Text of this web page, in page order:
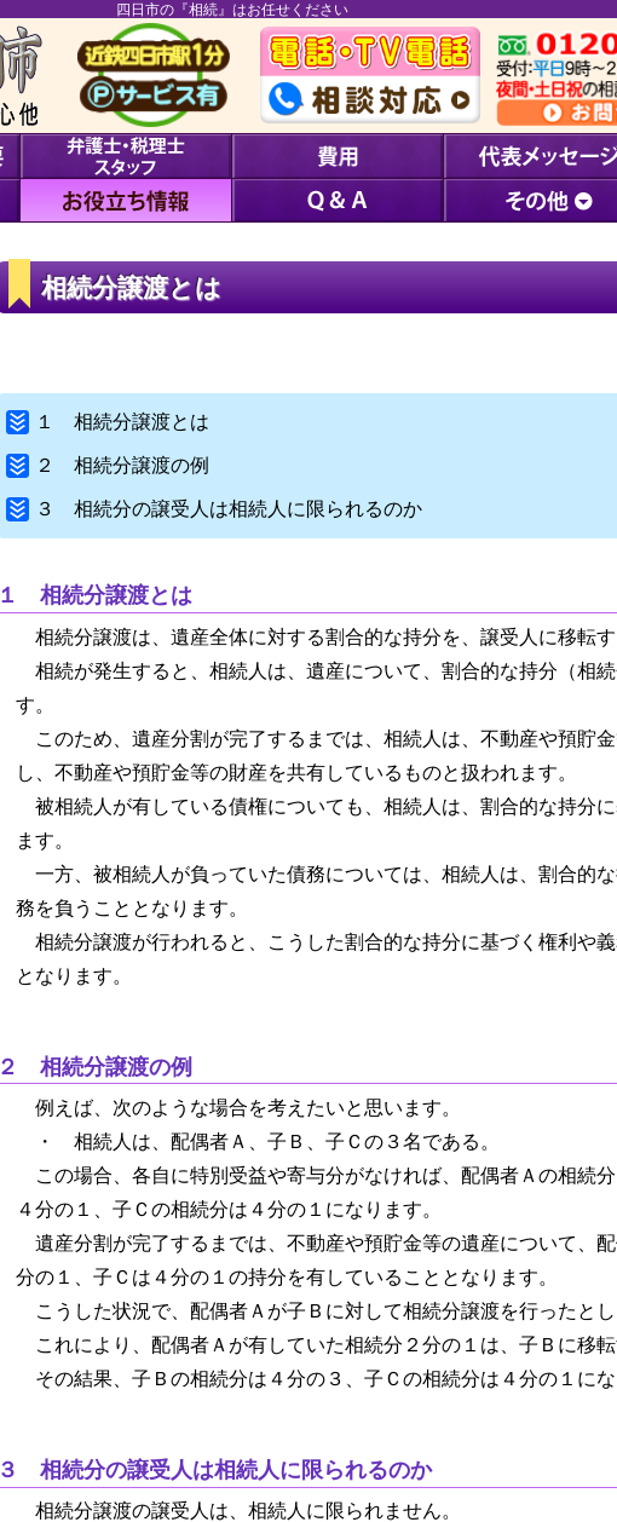
四日市の『相続』はお任せください
相続分譲渡とは
１ 相続分譲渡とは
２ 相続分譲渡の例
３ 相続分の譲受人は相続人に限られるのか
１ 相続分譲渡とは
相続分譲渡は、遺産全体に対する割合的な持分を、譲受人に移転す
相続が発生すると、相続人は、遺産について、割合的な持分（相
す。
このため、遺産分割が完了するまでは、相続人は、不動産や預貯
し、不動産や預貯金等の財産を共有しているものと扱われます。
被相続人が有している債権についても、相続人は、割合的な持分
ます。
一方、被相続人が負っていた債務については、相続人は、割合的
務を負うこととなります。
相続分譲渡が行われると、こうした割合的な持分に基づく権利や
となります。
２ 相続分譲渡の例
例えば、次のような場合を考えたいと思います。
・ 相続人は、配偶者Ａ、子Ｂ、子Ｃの３名である。
この場合、各自に特別受益や寄与分がなければ、配偶者Ａの相続
４分の１、子Ｃの相続分は４分の１になります。
遺産分割が完了するまでは、不動産や預貯金等の遺産について、
分の１、子Ｃは４分の１の持分を有していることとなります。
こうした状況で、配偶者Ａが子Ｂに対して相続分譲渡を行ったとし
これにより、配偶者Ａが有していた相続分２分の１は、子Ｂに移転
その結果、子Ｂの相続分は４分の３、子Ｃの相続分は４分の１にな
３ 相続分の譲受人は相続人に限られるのか
相続分譲渡の譲受人は、相続人に限られません。